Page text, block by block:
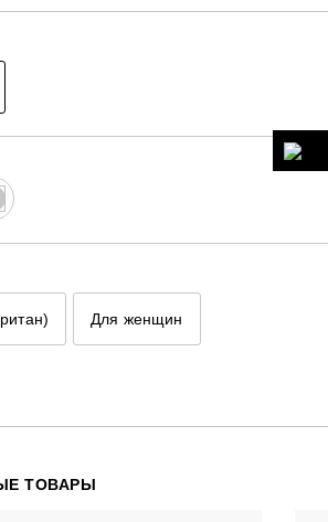
Для женщин
ТОВАРЫ